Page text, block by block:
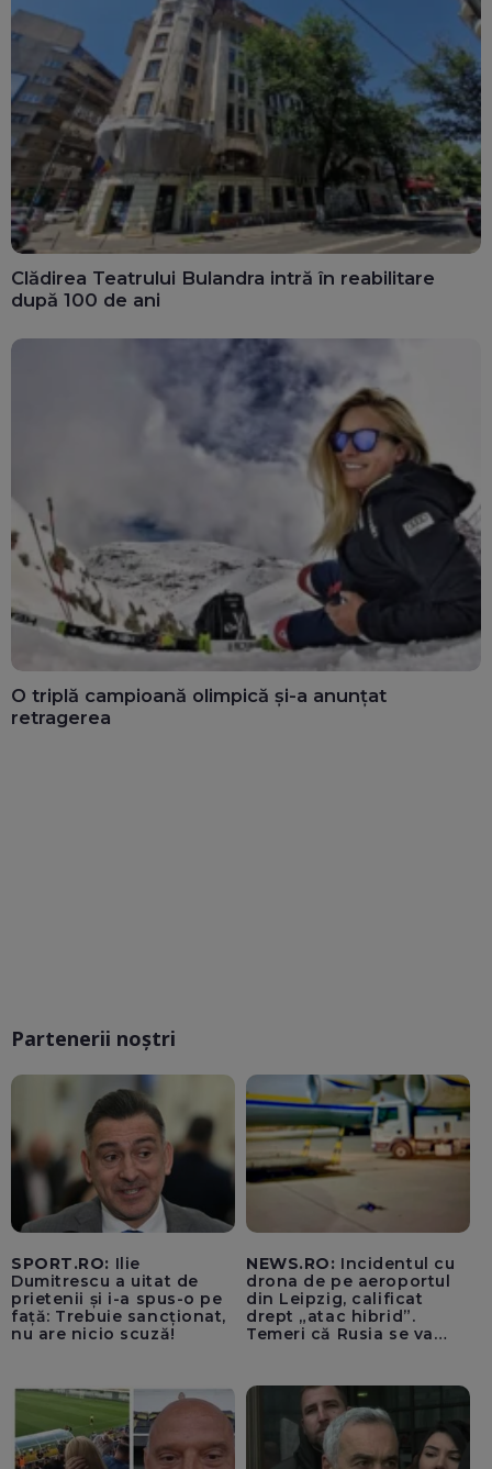
Clădirea Teatrului Bulandra intră în reabilitare
după 100 de ani
O triplă campioană olimpică și-a anunțat
retragerea
Partenerii noștri
SPORT.RO: Ilie
Dumitrescu a uitat de
prietenii și i-a spus-o pe
față: Trebuie sancționat,
nu are nicio scuză!
NEWS.RO: Incidentul cu
drona de pe aeroportul
din Leipzig, calificat
drept „atac hibrid”.
Temeri că Rusia se va
neagă informațiile că
avioanele ucrainene din
apropierea dronei ar fi
fost încărcate cu muniție